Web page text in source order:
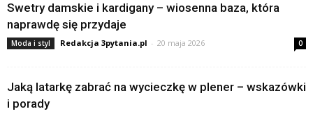
Swetry damskie i kardigany – wiosenna baza, która
naprawdę się przydaje
Moda i styl Redakcja 3pytania.pl - 20 maja 2026 0
Jaką latarkę zabrać na wycieczkę w plener – wskazówki
i porady